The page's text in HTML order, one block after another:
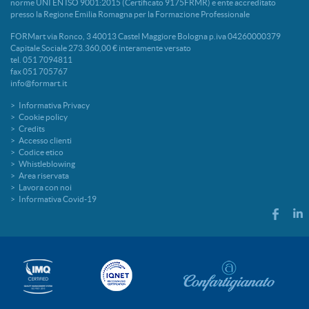
norme UNI EN ISO 9001:2015 (Certificato 9175FRMR) e ente accreditato
presso la Regione Emilia Romagna per la Formazione Professionale
FORMart via Ronco, 3 40013 Castel Maggiore Bologna p.iva 04260000379
Capitale Sociale 273.360,00 € interamente versato
tel. 051 7094811
fax 051 705767
info@formart.it
Informativa Privacy
Cookie policy
Credits
Accesso clienti
Codice etico
Whistleblowing
Area riservata
Lavora con noi
Informativa Covid-19